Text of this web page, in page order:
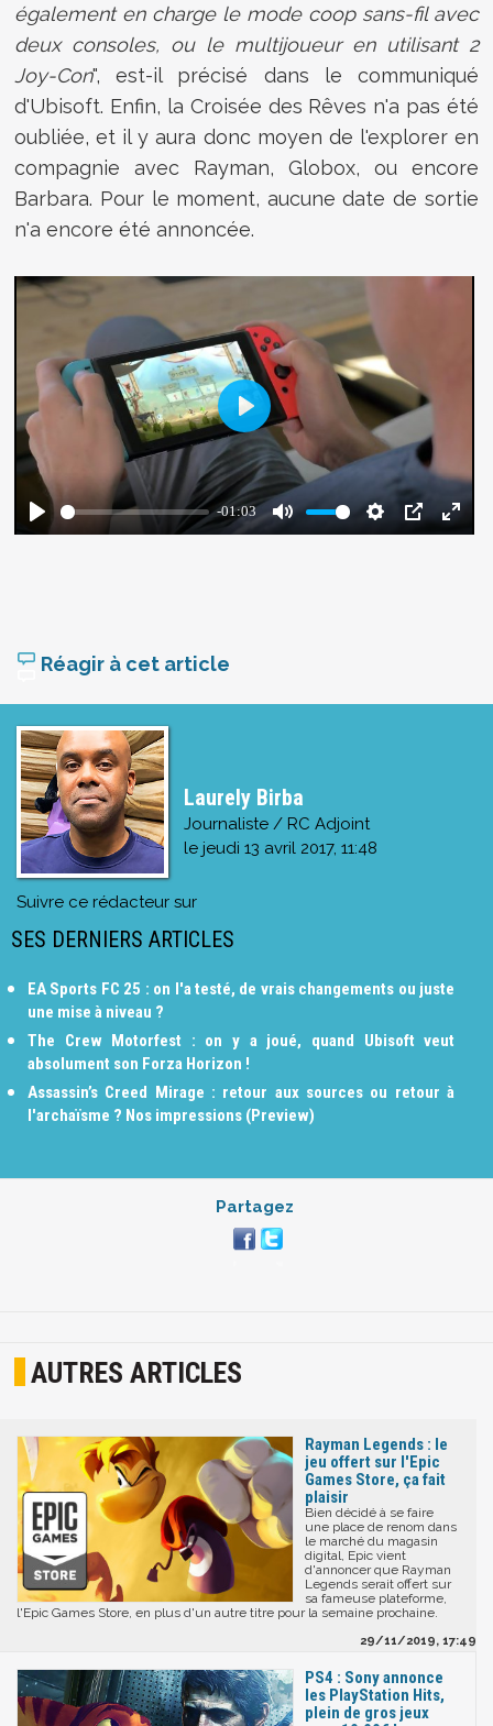
également en charge le mode coop sans-fil avec
deux consoles, ou le multijoueur en utilisant 2
Joy-Con", est-il précisé dans le communiqué
d'Ubisoft. Enfin, la Croisée des Rêves n'a pas été
oubliée, et il y aura donc moyen de l'explorer en
compagnie avec Rayman, Globox, ou encore
Barbara. Pour le moment, aucune date de sortie
n'a encore été annoncée.
Réagir à cet article
Laurely Birba
Journaliste / RC Adjoint
le jeudi 13 avril 2017, 11:48
Suivre ce rédacteur sur
SES DERNIERS ARTICLES
EA Sports FC 25 : on l'a testé, de vrais changements ou juste
une mise à niveau ?
The Crew Motorfest : on y a joué, quand Ubisoft veut
absolument son Forza Horizon !
Assassin’s Creed Mirage : retour aux sources ou retour à
l'archaïsme ? Nos impressions (Preview)
Partagez
AUTRES ARTICLES
Rayman Legends : le
jeu offert sur l'Epic
Games Store, ça fait
plaisir
Bien décidé à se faire
une place de renom dans
le marché du magasin
digital, Epic vient
d'annoncer que Rayman
Legends serait offert sur
sa fameuse plateforme,
l'Epic Games Store, en plus d'un autre titre pour la semaine prochaine.
29/11/2019, 17:49
PS4 : Sony annonce
les PlayStation Hits,
plein de gros jeux